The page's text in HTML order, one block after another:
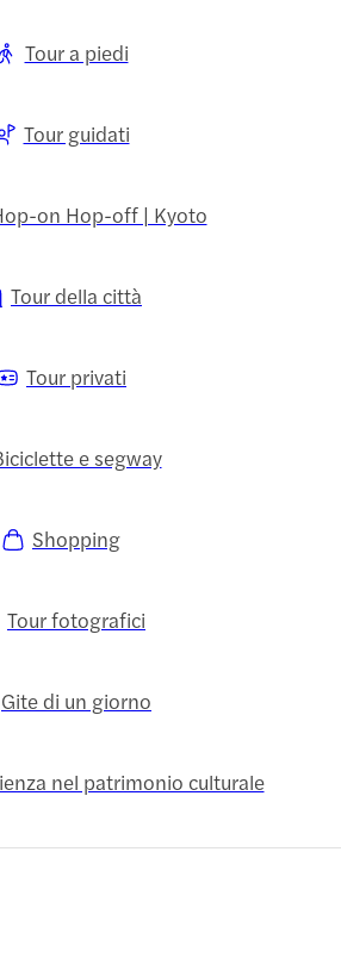
Tour a piedi
Tour guidati
on Hop-off | Kyoto
Tour della città
Tour privati
e segway
Shopping
Tour fotografici
Gite di un giorno
nel patrimonio culturale